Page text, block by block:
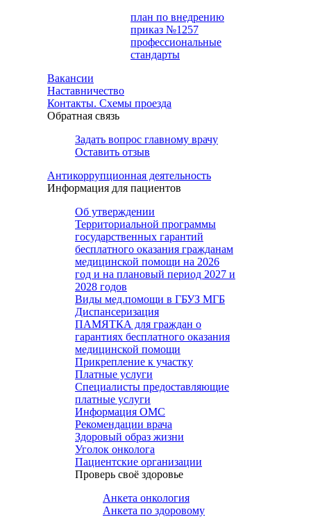
план по внедрению
приказ №1257
профессиональные
стандарты
Вакансии
Наставничество
Контакты. Схемы проезда
Обратная связь
Задать вопрос главному врачу
Оставить отзыв
Антикоррупционная деятельность
Информация для пациентов
Об утверждении
Территориальной программы
государственных гарантий
бесплатного оказания гражданам
медицинской помощи на 2026
год и на плановый период 2027 и
2028 годов
Виды мед.помощи в ГБУЗ МГБ
Диспансеризация
ПАМЯТКА для граждан о
гарантиях бесплатного оказания
медицинской помощи
Прикрепление к участку
Платные услуги
Специалисты предоставляющие
платные услуги
Информация ОМС
Рекомендации врача
Здоровый образ жизни
Уголок онколога
Пациентские организации
Проверь своё здоровье
Анкета онкология
Анкета по здоровому